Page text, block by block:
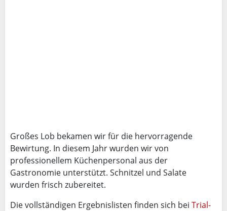
Großes Lob bekamen wir für die hervorragende
Bewirtung. In diesem Jahr wurden wir von
professionellem Küchenpersonal aus der
Gastronomie unterstützt. Schnitzel und Salate
wurden frisch zubereitet.
Die vollständigen Ergebnislisten finden sich bei Trial-